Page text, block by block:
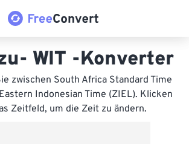
WIT -Konverter
zwischen South Africa Standard Time
Indonesian Time (ZIEL). Klicken
Zeitfeld, um die Zeit zu ändern.